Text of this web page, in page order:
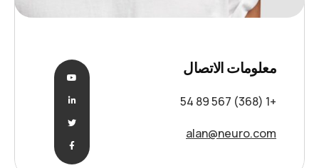
معلومات الاتصال
+1 (368) 567 89 54
alan@neuro.com